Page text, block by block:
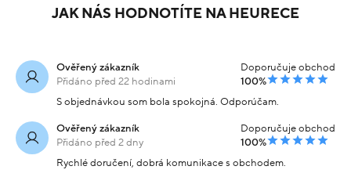
JAK NÁS HODNOTÍTE NA HEURECE
Ověřený zákazník
Přidáno před 22 hodinami
Doporučuje obchod
100%
S objednávkou som bola spokojná. Odporúčam.
Ověřený zákazník
Přidáno před 2 dny
Doporučuje obchod
100%
Rychlé doručení, dobrá komunikace s obchodem.